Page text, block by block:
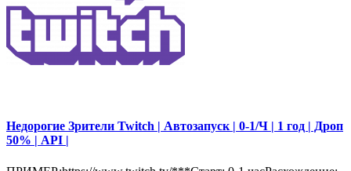
Недорогие Зрители Twitch | Автозапуск | 0-1/Ч | 1 год | Дроп
50% | API |